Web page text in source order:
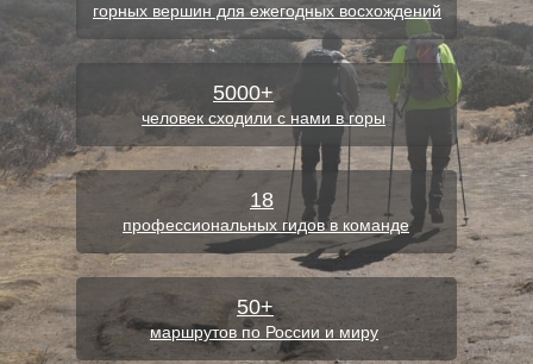
ТРЕКИНГ ПО ЛИКИЙСКОЙ
ТРОПЕ
ТРЕКИНГ ПО ЛИКИЙСКОЙ
ТРОПЕ
5000+
человек сходили с нами в горы
18
профессиональных гидов в команде
горных вершин для ежегодных восхождений
50+
маршрутов по России и миру